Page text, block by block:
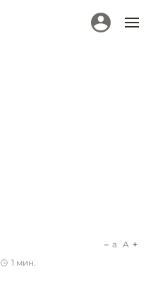
1 мин.
a A